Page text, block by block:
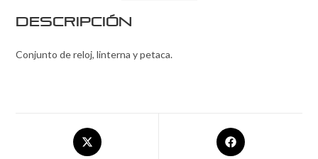
Descripción
Conjunto de reloj, linterna y petaca.